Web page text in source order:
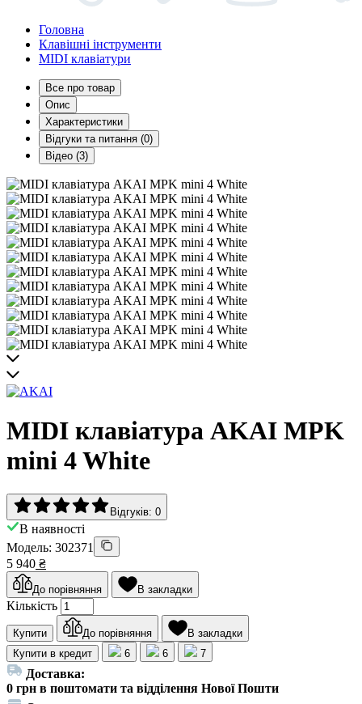
Головна
Клавішні інструменти
MIDI клавіатури
Все про товар
Опис
Характеристики
Відгуки та питання (0)
Відео (3)
MIDI клавіатура AKAI MPK
mini 4 White
Відгуків: 0
В наявності
Модель: 302371
5 940 ₴
До порівняння В закладки
Кількість
Купити До порівняння
В закладки
Купити в кредит
6 6 7
Доставка:
0 грн в поштомати та відділення Нової Пошти